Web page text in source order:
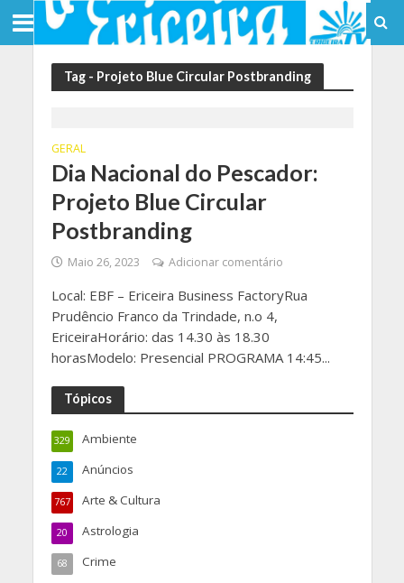
Tag - Projeto Blue Circular Postbranding
GERAL
Dia Nacional do Pescador:
Projeto Blue Circular
Postbranding
Maio 26, 2023 Adicionar comentário
Local: EBF – Ericeira Business FactoryRua
Prudêncio Franco da Trindade, n.o 4,
EriceiraHorário: das 14.30 às 18.30
horasModelo: Presencial PROGRAMA 14:45...
Tópicos
Ambiente
329
Anúncios
22
Arte & Cultura
767
Astrologia
20
Crime
68